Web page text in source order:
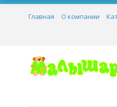
Главная О компании